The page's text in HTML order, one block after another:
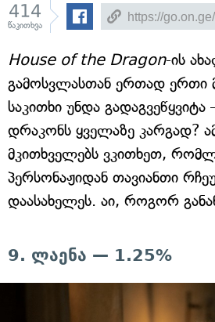
414
წაკითხვა
House of the Dragon-ის
გამოსვლასთან ერთად ერთი
საკითხი უნდა
დრაკონს ყველაზე კარგად?
მკითხველებს ვკითხეთ,
პერსონაჟიდან თავიანთი
დაასახელეს. აი, როგორ
9. ლაენა — 1.25%